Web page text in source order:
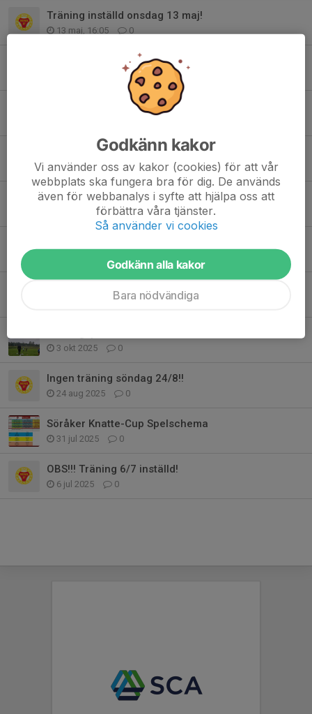
Träning inställd onsdag 13 maj!
13 maj, 16:05 0
Ingen träning Söndag 3 maj!
0
Äntligen kommer vi ut på Sundavallen!
Fotbollsskola 2026
23 apr, 10:03 0
Inställd träning Söndag 5 april
2 apr, 14:19 0
0
3 okt 2025 0
Ingen träning söndag 24/8!!
24 aug 2025 0
Söråker Knatte-Cup Spelschema
31 jul 2025 0
OBS!!! Träning 6/7 inställd!
6 jul 2025 0
Godkänn kakor
Vi använder oss av kakor (cookies) för att vår
webbplats ska fungera bra för dig. De används
även för webbanalys i syfte att hjälpa oss att
förbättra våra tjänster.
Så använder vi cookies
Godkänn alla kakor
Bara nödvändiga